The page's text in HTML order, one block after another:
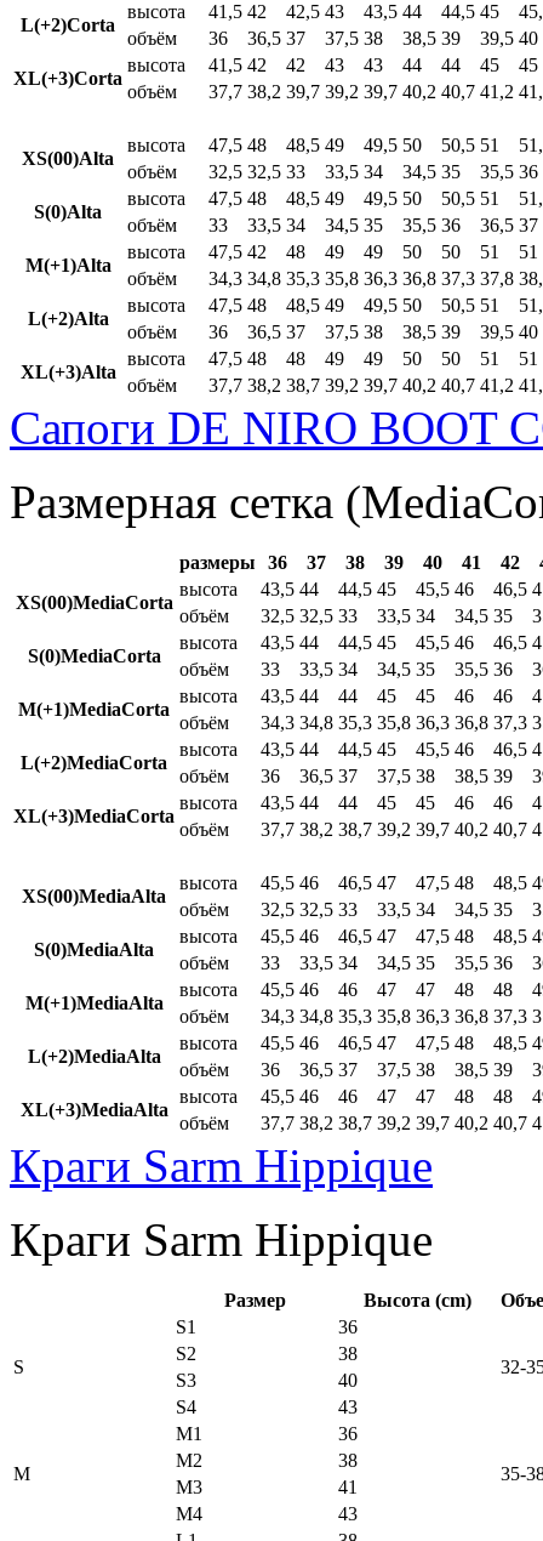
L(+2)Corta
высота 41,5 42 42,5 43 43,5 44 44,5 45
объём
36 36,5 37 37,5 38 38,5 39 39,5 40
XL(+3)Corta
высота 41,5 42 42 43 43 44 44 45
45
объём
37,7 38,2 39,7 39,2 39,7 40,2 40,7 41,2
XS(00)Alta
высота 47,5 48 48,5 49 49,5 50 50,5 51
объём
32,5 32,5 33 33,5 34 34,5 35 35,5 36
S(0)Alta
высота 47,5 48 48,5 49 49,5 50 50,5 51
объём
33 33,5 34 34,5 35 35,5 36 36,5 37
M(+1)Alta
высота 47,5 42 48 49 49 50 50 51
51
объём
34,3 34,8 35,3 35,8 36,3 36,8 37,3 37,8
L(+2)Alta
высота 47,5 48 48,5 49 49,5 50 50,5 51
объём
36 36,5 37 37,5 38 38,5 39 39,5 40
XL(+3)Alta
высота 47,5 48 48 49 49 50 50 51
51
объём
37,7 38,2 38,7 39,2 39,7 40,2 40,7 41,2
Сапоги DE NIRO BOOT
Размерная сетка
размеры 36 37 38 39 40 41 42
XS(00)MediaCorta
высота 43,5 44 44,5 45 45,5 46 46,5
объём
32,5 32,5 33 33,5 34 34,5 35
S(0)MediaCorta
высота 43,5 44 44,5 45 45,5 46 46,5
объём
33 33,5 34 34,5 35 35,5 36
M(+1)MediaCorta
высота 43,5 44 44 45 45 46 46
объём
34,3 34,8 35,3 35,8 36,3 36,8 37,3
L(+2)MediaCorta
высота 43,5 44 44,5 45 45,5 46 46,5
объём
36 36,5 37 37,5 38 38,5 39
XL(+3)MediaCorta
высота 43,5 44 44 45 45 46 46
объём
37,7 38,2 38,7 39,2 39,7 40,2 40,7
XS(00)MediaAlta
высота 45,5 46 46,5 47 47,5 48 48,5
объём
32,5 32,5 33 33,5 34 34,5 35
S(0)MediaAlta
высота 45,5 46 46,5 47 47,5 48 48,5
объём
33 33,5 34 34,5 35 35,5 36
M(+1)MediaAlta
высота 45,5 46 46 47 47 48 48
объём
34,3 34,8 35,3 35,8 36,3 36,8 37,3
L(+2)MediaAlta
высота 45,5 46 46,5 47 47,5 48 48,5
объём
36 36,5 37 37,5 38 38,5 39
XL(+3)MediaAlta
высота 45,5 46 46 47 47 48 48
объём
37,7 38,2 38,7 39,2 39,7 40,2 40,7
Краги Sarm Hippique
Краги Sarm Hippique
Размер Высота (cm)
S
S1
36
32-
S2
38
S3
40
S4
43
M
M1
36
35-
M2
38
M3
41
M4
43